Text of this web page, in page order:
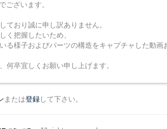
ございます。
ており誠に申し訳ありません。
く把握したいため、
る様子およびパーツの構造をキャプチャした動
何卒宜しくお願い申し上げます。
または登録して下さい。